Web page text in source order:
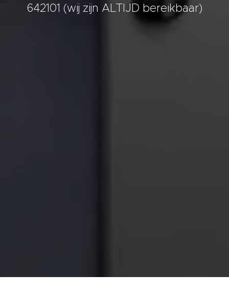
642101 (wij zijn ALTIJD bereikbaar)